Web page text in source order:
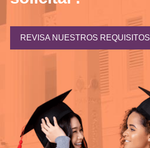
REVISA NUESTROS REQUISITOS